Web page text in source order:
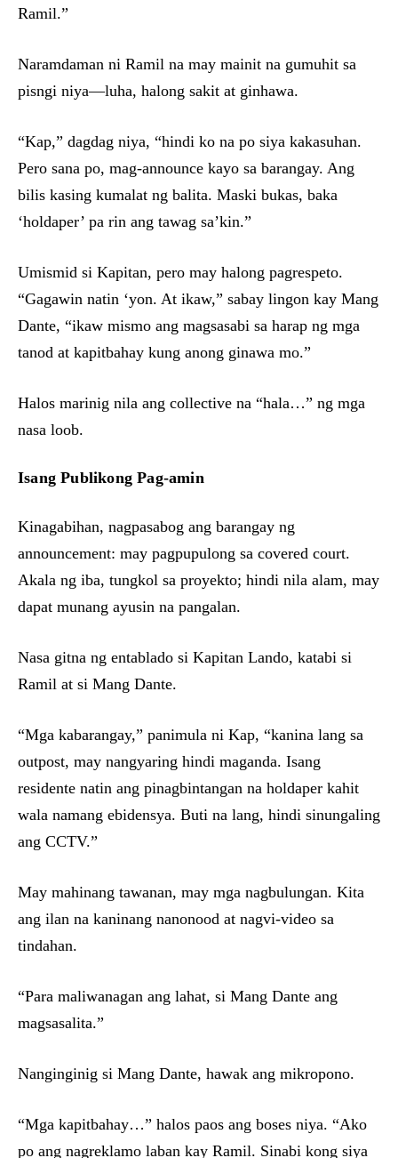
Ramil.”
Naramdaman ni Ramil na may mainit na gumuhit sa
pisngi niya—luha, halong sakit at ginhawa.
“Kap,” dagdag niya, “hindi ko na po siya kakasuhan.
Pero sana po, mag-announce kayo sa barangay. Ang
bilis kasing kumalat ng balita. Maski bukas, baka
‘holdaper’ pa rin ang tawag sa’kin.”
Umismid si Kapitan, pero may halong pagrespeto.
“Gagawin natin ‘yon. At ikaw,” sabay lingon kay Mang
Dante, “ikaw mismo ang magsasabi sa harap ng mga
tanod at kapitbahay kung anong ginawa mo.”
Halos marinig nila ang collective na “hala…” ng mga
nasa loob.
Isang Publikong Pag-amin
Kinagabihan, nagpasabog ang barangay ng
announcement: may pagpupulong sa covered court.
Akala ng iba, tungkol sa proyekto; hindi nila alam, may
dapat munang ayusin na pangalan.
Nasa gitna ng entablado si Kapitan Lando, katabi si
Ramil at si Mang Dante.
“Mga kabarangay,” panimula ni Kap, “kanina lang sa
outpost, may nangyaring hindi maganda. Isang
residente natin ang pinagbintangan na holdaper kahit
wala namang ebidensya. Buti na lang, hindi sinungaling
ang CCTV.”
May mahinang tawanan, may mga nagbulungan. Kita
ang ilan na kaninang nanonood at nagvi-video sa
tindahan.
“Para maliwanagan ang lahat, si Mang Dante ang
magsasalita.”
Nanginginig si Mang Dante, hawak ang mikropono.
“Mga kapitbahay…” halos paos ang boses niya. “Ako
po ang nagreklamo laban kay Ramil. Sinabi kong siya